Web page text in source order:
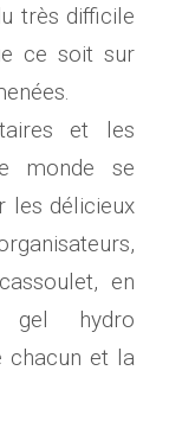
très difficile
ce soit sur
et les
monde se
les délicieux
en
gel hydro
chacun et la